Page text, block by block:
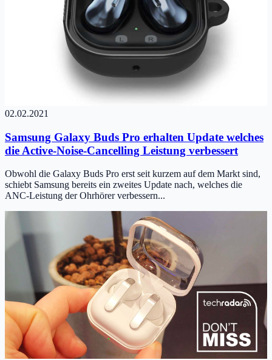
02.02.2021
Samsung Galaxy Buds Pro erhalten Update welches
die Active-Noise-Cancelling Leistung verbessert
Obwohl die Galaxy Buds Pro erst seit kurzem auf dem Markt sind,
schiebt Samsung bereits ein zweites Update nach, welches die
ANC-Leistung der Ohrhörer verbessern...